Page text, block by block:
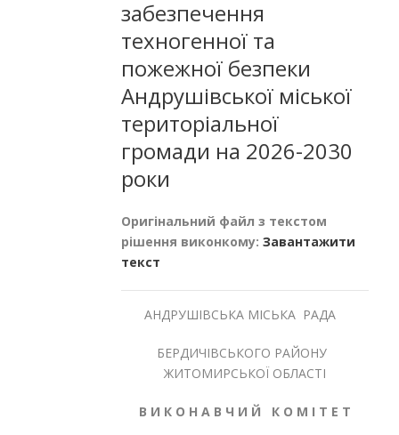
забезпечення
техногенної та
пожежної безпеки
Андрушівської міської
територіальної
громади на 2026-2030
роки
Оригінальний файл з текстом
рішення виконкому: Завантажити
текст
АНДРУШІВСЬКА МІСЬКА РАДА
БЕРДИЧІВСЬКОГО РАЙОНУ
ЖИТОМИРСЬКОЇ ОБЛАСТІ
В И К О Н А В Ч И Й К О М І Т Е Т